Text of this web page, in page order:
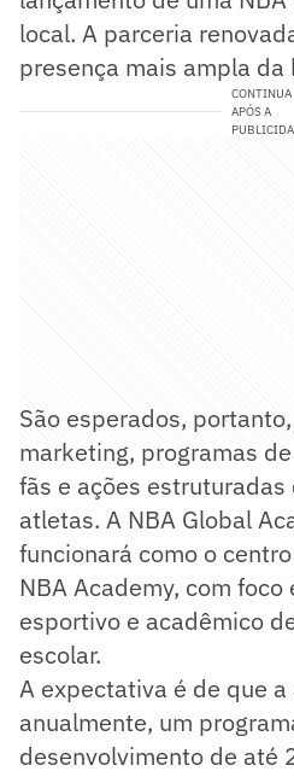
local. A parceria
presença mais ampla da
CONTINUA
APÓS A
São esperados,
marketing, programas
fãs e ações estruturadas
atletas. A NBA Global
funcionará como o
NBA Academy, com
esportivo e acadêmico
escolar.
A expectativa é de que
anualmente, um
desenvolvimento de até